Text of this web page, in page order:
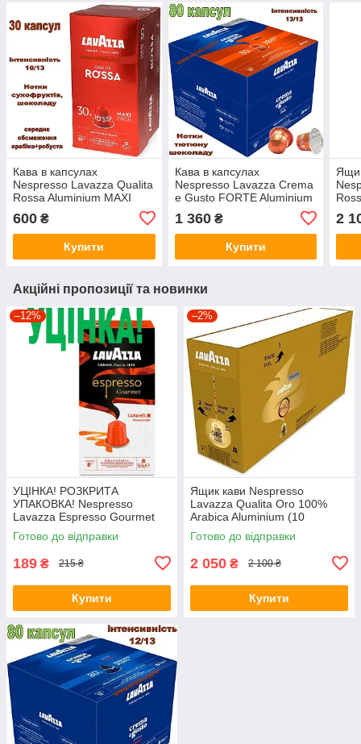
Кава в капсулах
Nespresso Lavazza Qualita
Rossa Aluminium MAXI
600 ₴
Купити
Кава в капсулах
Nespresso Lavazza Crema
e Gusto FORTE Aluminium
SCORTA PACK (80 капсул)
1 360₴
Купити
2
Акційні пропозиції та новинки
–12%
УЦІНКА! РОЗКРИТА
УПАКОВКА! Nespresso
Lavazza Espresso Gourmet
Caramel Aluminium
Готово до відправки
189 ₴ 215 ₴
Купити
–2%
Ящик кави Nespresso
Lavazza Qualita Oro 100%
Arabica Aluminium (10
упаковок по 10 капсул)
Готово до відправки
2 050 ₴ 2 100 ₴
Купити